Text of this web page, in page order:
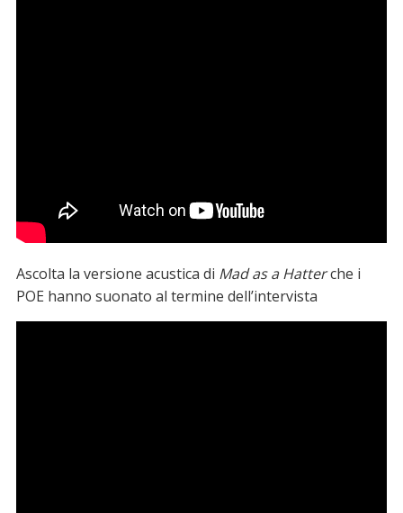
Ascolta la versione acustica di Mad as a Hatterche i
POE hanno suonato al termine dell’intervista